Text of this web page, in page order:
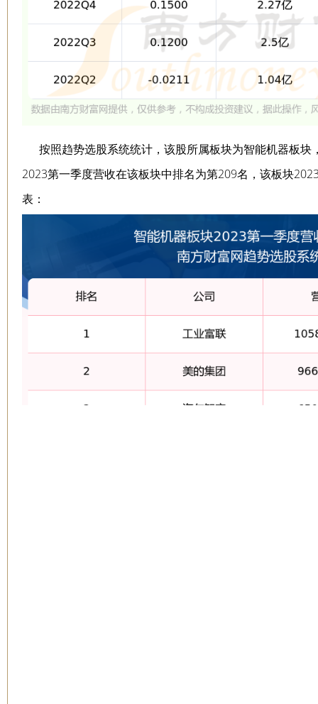
按照趋势选股系统统计，该股所属板块为智能机器板
2023第一季度营收在该板块中排名为第209名，该板块
表：